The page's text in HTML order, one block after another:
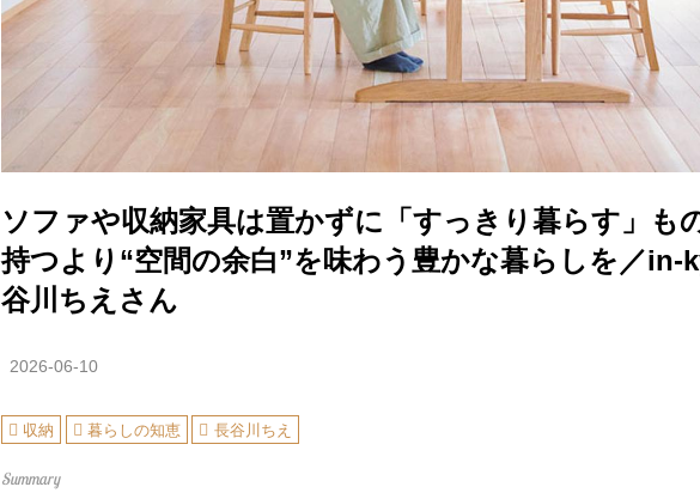
ソファや収納家具は置かずに「すっきり暮らす」も
持つより“空間の余白”を味わう豊かな暮らしを／in-
谷川ちえさん
2026-06-10
収納 暮らしの知恵 長谷川ちえ